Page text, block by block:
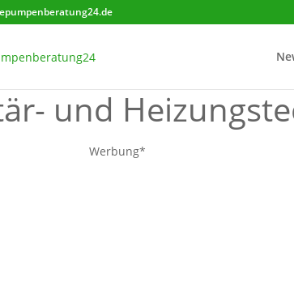
und
Werbung*